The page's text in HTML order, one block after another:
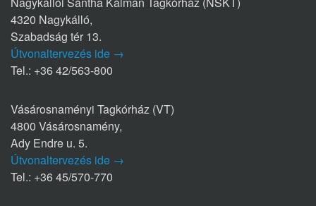
4320 Nagykálló,
Szabadság tér 13.
Útvonaltervezés ide →
Tel.: +36 42/563-800
Vásárosnaményi Tagkórház (VT)
4800 Vásárosnamény,
Ady Endre u. 5.
Útvonaltervezés ide →
Tel.: +36 45/570-770